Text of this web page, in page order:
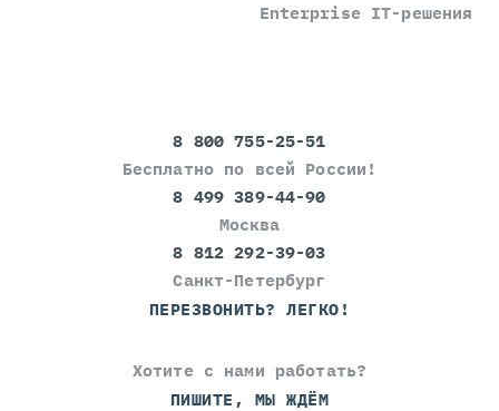
Enterprise IT-решения
8 800 755-25-51
Бесплатно по всей России!
8 499 389-44-90
Москва
8 812 292-39-03
Санкт-Петербург
ПЕРЕЗВОНИТЬ? ЛЕГКО!
Хотите с нами работать?
ПИШИТЕ, МЫ ЖДЁМ